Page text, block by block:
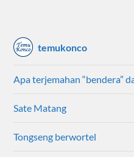
temukonco
Apa terjemahan “bendera”
Sate Matang
Tongseng berwortel